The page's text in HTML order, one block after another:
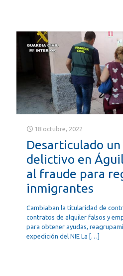
18 octubre, 2022
Desarticulado
delictivo en
al fraude para
inmigrantes
Cambiaban la titularidad de
contratos de alquiler falsos y
para obtener ayudas,
expedición del NIE La […]